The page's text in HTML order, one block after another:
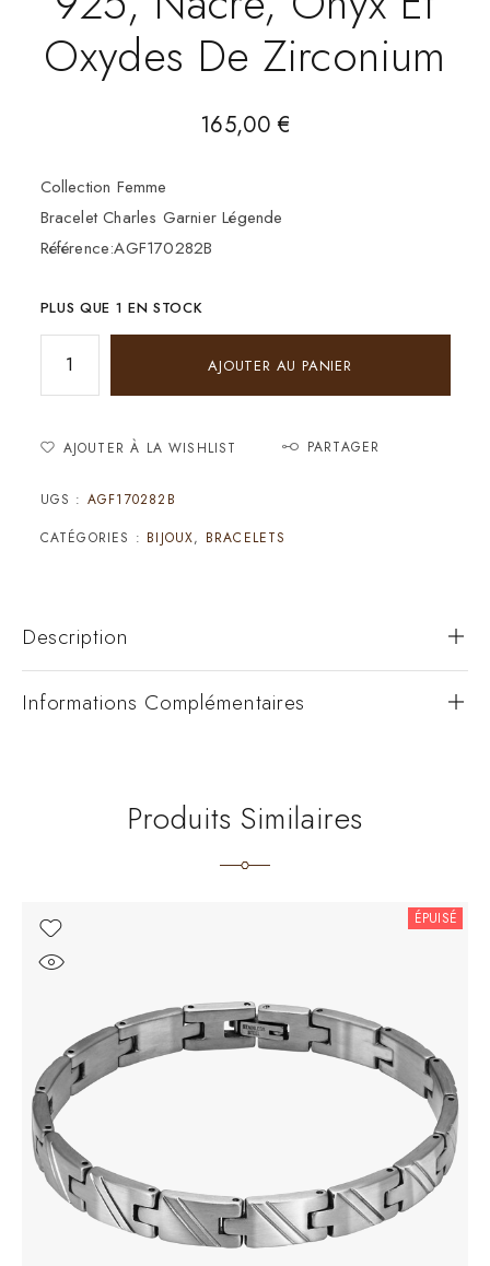
Oxydes De Zirconium
165,00€
Collection Femme
Bracelet Charles Garnier Légende
Référence:AGF170282B
PLUS QUE 1 EN STOCK
AJOUTER AU PANIER
AJOUTER À LA WISHLIST PARTAGER
UGS : AGF170282B
CATÉGORIES : BIJOUX, BRACELETS
Description
Informations Complémentaires
Produits Similaires
ÉPUISÉ